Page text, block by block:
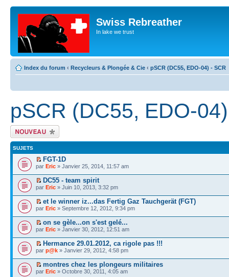
Swiss Rebreather
In lake we trust
Index du forum ‹ Recycleurs & Plongée & Cie ‹ pSCR (DC55, EDO-04) - SCR
pSCR (DC55, EDO-
Écrire un nouveau
sujet
SUJETS
FGT-1D
par Eric » Janvier 25, 2014, 11:57 am
DC55 - team spirit
par Eric » Juin 10, 2013, 3:32 pm
et le winner iz...das Fertig Gaz Tauchgerät (FGT)
par Eric » Septembre 12, 2012, 9:34 pm
on se gèle...on s'est gelé...
par Eric » Janvier 30, 2012, 12:51 am
Hermance 29.01.2012, ca rigole pas !!!
par p@k » Janvier 29, 2012, 4:58 pm
montres chez les plongeurs militaires
par Eric » Octobre 30, 2011, 4:05 am